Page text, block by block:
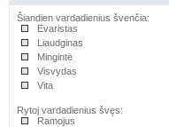
Šiandien vardadienius švenčia:
Evaristas
Liaudginas
Mingintė
Visvydas
Vita
Rytoj vardadienius švęs:
Ramojus